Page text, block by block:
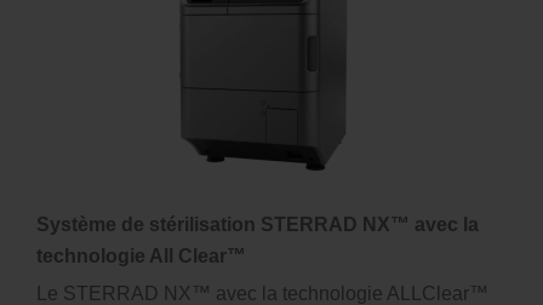
Système de stérilisation STERRAD NX™ avec la
technologie All Clear™
Le STERRAD NX™ avec la technologie ALLClear™